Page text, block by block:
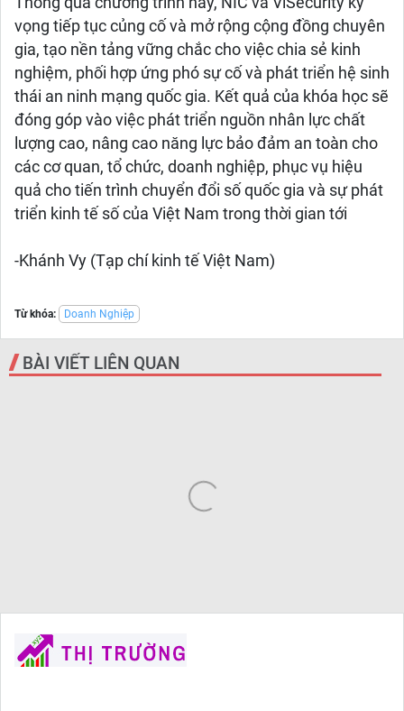
vọng tiếp tục củng cố và mở rộng cộng đồng chuyên
gia, tạo nền tảng vững chắc cho việc chia sẻ kinh
nghiệm, phối hợp ứng phó sự cố và phát triển hệ sinh
thái an ninh mạng quốc gia. Kết quả của khóa học sẽ
đóng góp vào việc phát triển nguồn nhân lực chất
lượng cao, nâng cao năng lực bảo đảm an toàn cho
các cơ quan, tổ chức, doanh nghiệp, phục vụ hiệu
quả cho tiến trình chuyển đổi số quốc gia và sự phát
triển kinh tế số của Việt Nam trong thời gian tới
-Khánh Vy (Tạp chí kinh tế Việt Nam)
Từ khóa: Doanh Nghiệp
BÀI VIẾT LIÊN QUAN